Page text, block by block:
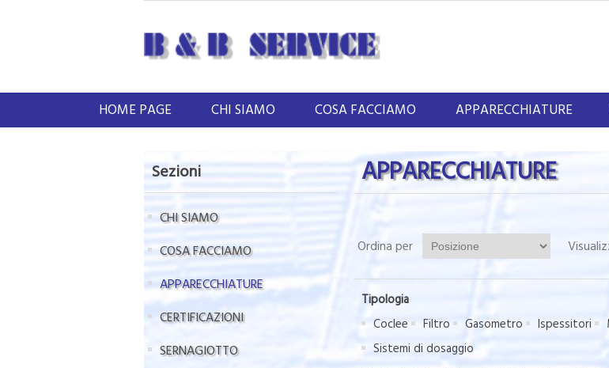
HOME PAGE CHI SIAMO COSA FACCIAMO APPARECCHIATURE
Sezioni
CHI SIAMO
COSA FACCIAMO
APPARECCHIATURE
CERTIFICAZIONI
SERNAGIOTTO
APPARECCHIATURE
Ordina per
Tipologia
Coclee
Filtro Gasometro Ispessitori
Sistemi di dosaggio